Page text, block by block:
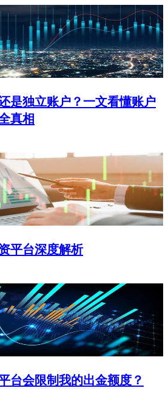
是独立账户？一文看懂账户
真相
平台深度解析
台会限制我的出金额度？